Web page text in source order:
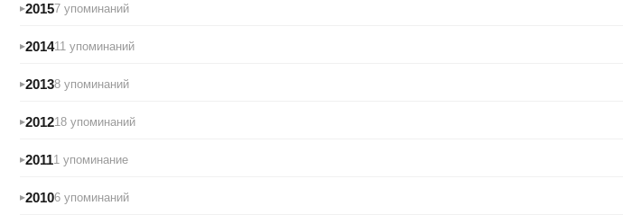
20157 упоминаний
201411 упоминаний
20138 упоминаний
201218 упоминаний
20111 упоминание
20106 упоминаний